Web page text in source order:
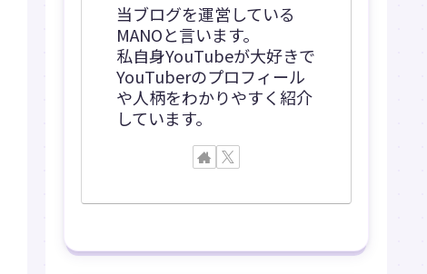
当ブログを運営している
MANOと言います。
私自身YouTubeが大好きで
YouTuberのプロフィール
や人柄をわかりやすく紹介
しています。